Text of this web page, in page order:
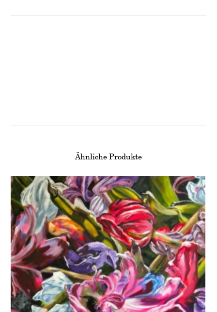
Ähnliche Produkte